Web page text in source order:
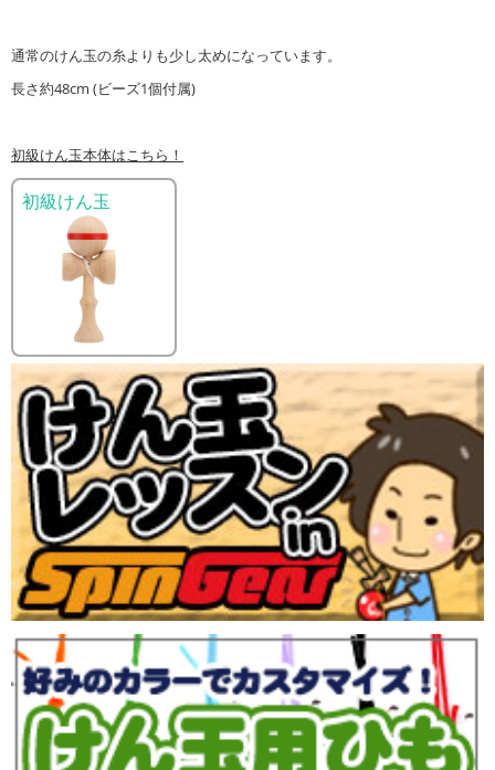
通常のけん玉の糸よりも少し太めになっています。
長さ約48cm (ビーズ1個付属)
初級けん玉本体はこちら！
初級けん玉